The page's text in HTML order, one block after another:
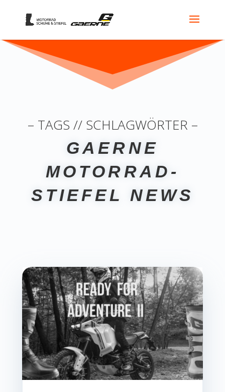
– TAGS // SCHLAGWÖRTER –
GAERNE
MOTORRAD-
STIEFEL NEWS